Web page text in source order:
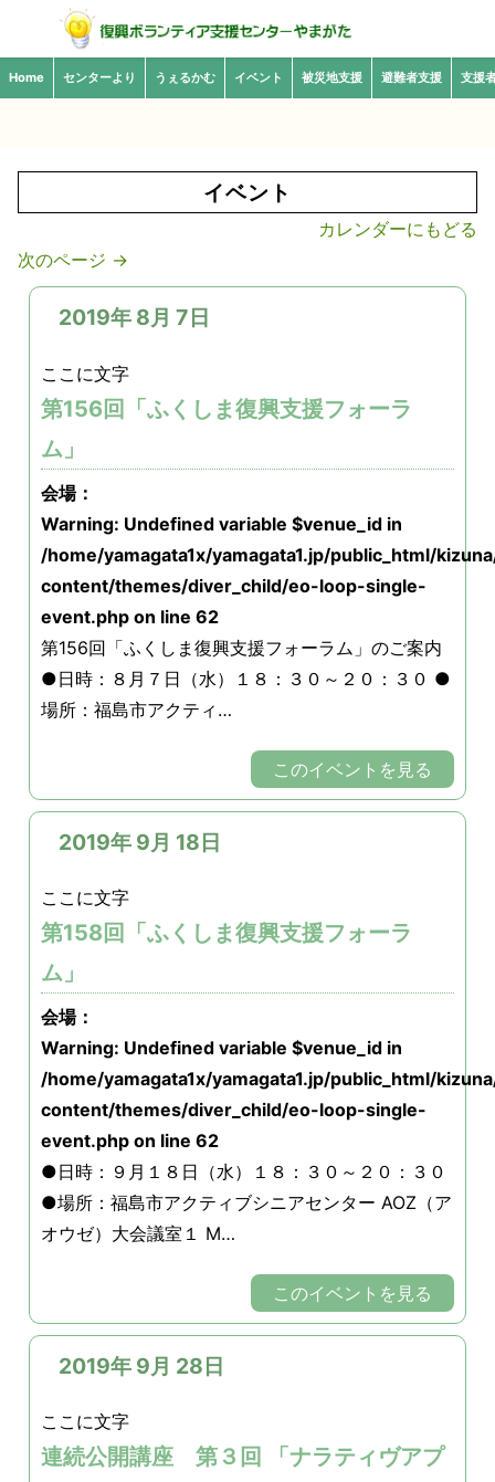
Home センターより うぇるかむ イベント 被災地支援 避難者支援 支援
イベント
カレンダーにもどる
次のページ →
2019年 8月 7日
ここに文字
第156回「ふくしま復興支援フォーラ
ム」
会場：
Warning: Undefined variable $venue_id in
/home/yamagata1x/yamagata1.jp/public_html/
content/themes/diver_child/eo-loop-single-
event.php on line 62
第156回「ふくしま復興支援フォーラム」のご案内
●日時：８月７日（水）１８：３０～２０：３０ ●
場所：福島市アクティ…
このイベントを見る
2019年 9月 18日
ここに文字
第158回「ふくしま復興支援フォーラ
ム」
会場：
Warning: Undefined variable $venue_id in
/home/yamagata1x/yamagata1.jp/public_html/
content/themes/diver_child/eo-loop-single-
event.php on line 62
●日時：９月１８日（水）１８：３０～２０：３０
●場所：福島市アクティブシニアセンター AOZ（ア
オウゼ）大会議室１ M…
このイベントを見る
2019年 9月 28日
ここに文字
連続公開講座 第３回 「ナラティヴアプ